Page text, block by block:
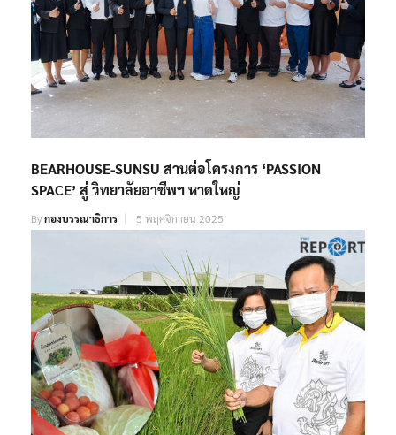
BEARHOUSE-SUNSU สานต่อโครงการ ‘PASSION
SPACE’ สู่ วิทยาลัยอาชีพฯ หาดใหญ่
Byกองบรรณาธิการ 5 พฤศจิกายน 2025